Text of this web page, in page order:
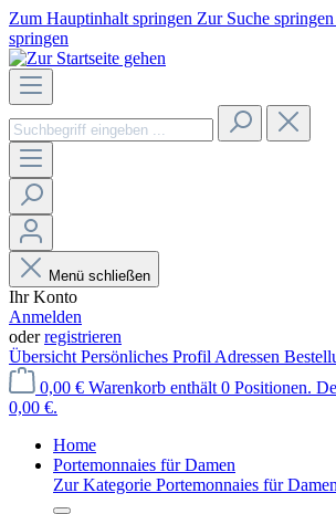
Zum Hauptinhalt springen Zur Suche springen
springen
Menü schließen
Ihr Konto
Anmelden
oderregistrieren
Übersicht Persönliches Profil Adressen
0,00 € Warenkorb enthält 0 Positionen.
0,00 €.
Home
Portemonnaies für Damen
Zur Kategorie Portemonnaies für Damen